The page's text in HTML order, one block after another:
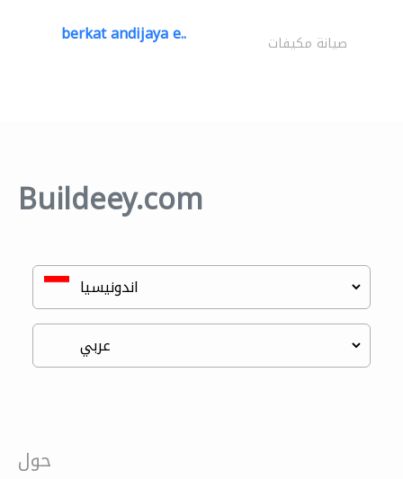
berkat andijaya e.. صيانة مكيفات
Buildeey.com
حول